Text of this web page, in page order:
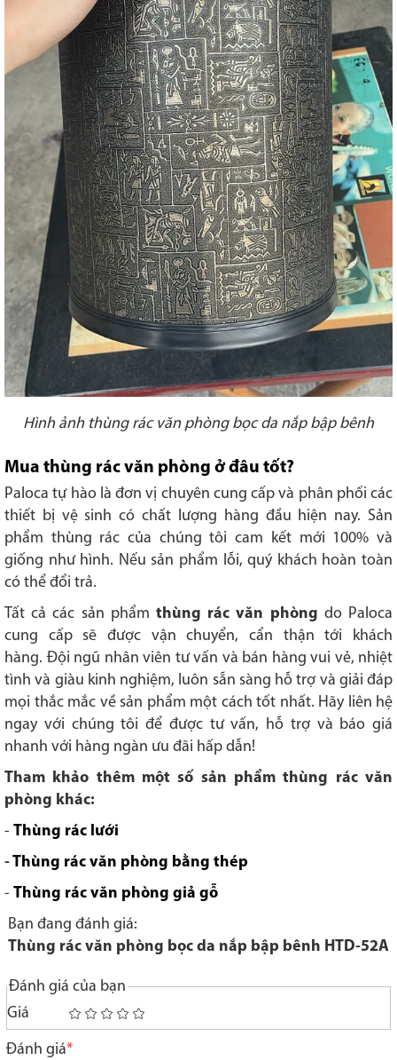
Hình ảnh thùng rác văn phòng bọc da nắp bập bênh
Mua thùng rác văn phòng ở đâu tốt?
Paloca tự hào là đơn vị chuyên cung cấp và phân phối các
thiết bị vệ sinh có chất lượng hàng đầu hiện nay. Sản
phẩm thùng rác của chúng tôi cam kết mới 100% và
giống như hình. Nếu sản phẩm lỗi, quý khách hoàn toàn
có thể đổi trả.
Tất cả các sản phẩm thùng rác văn phòng do Paloca
cung cấp sẽ được vận chuyển, cẩn thận tới khách
hàng. Đội ngũ nhân viên tư vấn và bán hàng vui vẻ, nhiệt
tình và giàu kinh nghiệm, luôn sẵn sàng hỗ trợ và giải đáp
mọi thắc mắc về sản phẩm một cách tốt nhất. Hãy liên hệ
ngay với chúng tôi để được tư vấn, hỗ trợ và báo giá
nhanh với hàng ngàn ưu đãi hấp dẫn!
Tham khảo thêm một số sản phẩm thùng rác văn
phòng khác:
- Thùng rác lưới
-Thùng rác văn phòng bằng thép
- Thùng rác văn phòng giả gỗ
Bạn đang đánh giá:
Thùng rác văn phòng bọc da nắp bập bênh HTD-52A
Đánh giá của bạn
Giá
1
star
2
stars
3
stars
4
stars
5
stars
Đánh giá